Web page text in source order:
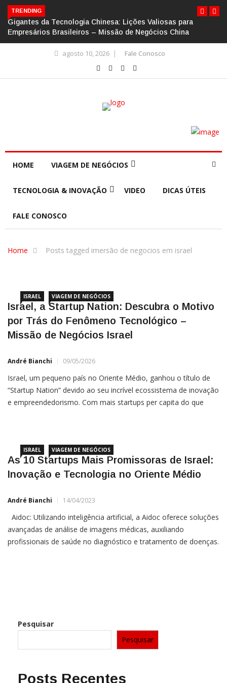
TRENDING
Gigantes da Tecnologia Chinesa: Lições Valiosas para
Empresários Brasileiros – Missão de Negócios China
agosto 10, 2026 Fale Conosco
HOME VIAGEM DE NEGÓCIOS
TECNOLOGIA & INOVAÇÃO VIDEO DICAS ÚTEIS
FALE CONOSCO
Home Posts tagged imersão de negocios em israel
ISRAEL VIAGEM DE NEGÓCIOS
Israel, a Startup Nation: Descubra o Motivo
por Trás do Fenômeno Tecnológico –
Missão de Negócios Israel
André Bianchi 09/05/2026
Israel, um pequeno país no Oriente Médio, ganhou o título de
“Startup Nation” devido ao seu incrível ecossistema de inovação
e empreendedorismo. Com mais startups per capita do que
ISRAEL VIAGEM DE NEGÓCIOS
As 10 Startups Mais Promissoras de Israel:
Inovação e Tecnologia no Oriente Médio
André Bianchi 14/04/2023
Aidoc: Utilizando inteligência artificial, a Aidoc oferece soluções
avançadas de análise de imagens médicas, auxiliando
profissionais de saúde no diagnóstico e tratamento de doenças.
Pesquisar
Pesquisar
Posts Recentes